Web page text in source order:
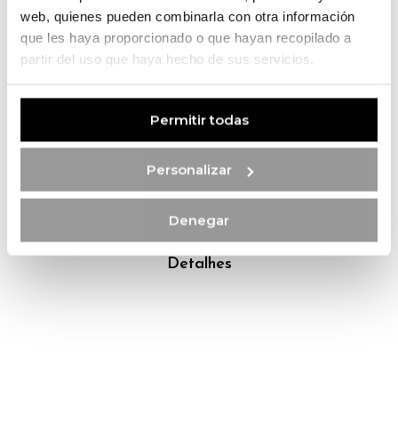
web, quienes pueden combinarla con otra información
que les haya proporcionado o que hayan recopilado a
partir del uso que haya hecho de sus servicios.
Permitir todas
Personalizar
Denegar
RELAJACIÓN Y PAZ EN LA
NATURALEZA
en la Quinta.
Detalhes